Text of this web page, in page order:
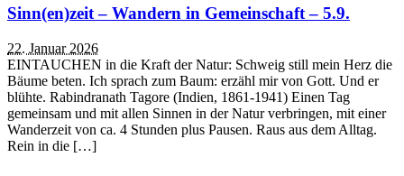
Sinn(en)zeit – Wandern in Gemeinschaft – 5.9.
22. Januar 2026
EINTAUCHEN in die Kraft der Natur: Schweig still mein Herz die
Bäume beten. Ich sprach zum Baum: erzähl mir von Gott. Und er
blühte. Rabindranath Tagore (Indien, 1861-1941) Einen Tag
gemeinsam und mit allen Sinnen in der Natur verbringen, mit einer
Wanderzeit von ca. 4 Stunden plus Pausen. Raus aus dem Alltag.
Rein in die […]